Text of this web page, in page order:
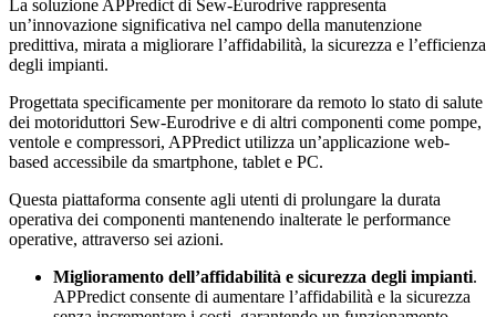
La soluzione APPredict di Sew-Eurodrive rappresenta
un’innovazione significativa nel campo della manutenzione
predittiva, mirata a migliorare l’affidabilità, la sicurezza e l’efficienza
degli impianti.
Progettata specificamente per monitorare da remoto lo stato di salute
dei motoriduttori Sew-Eurodrive e di altri componenti come pompe,
ventole e compressori, APPredict utilizza un’applicazione web-
based accessibile da smartphone, tablet e PC.
Questa piattaforma consente agli utenti di prolungare la durata
operativa dei componenti mantenendo inalterate le performance
operative, attraverso sei azioni.
Miglioramento dell’affidabilità e sicurezza degli impianti.
APPredict consente di aumentare l’affidabilità e la sicurezza